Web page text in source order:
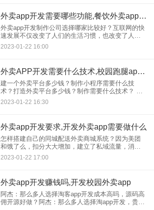
外卖app开发需要哪些功能,餐饮外卖app开发
外卖app开发制作公司选择哪家比较好？互联网的快
速发展不仅改变了人们的生活习惯，也改变了人们
的消费习惯。越来越多的人乘出租车。另一个现象
是，越来越多的平台关注移动端。外卖APP解决了
2023-01-22 16:00
外卖APP开发需要什么技术,校园跑腿app需要学什么开发
建一个外卖平台多少钱？制作小程序需要什么技
术？打造外卖平台多少钱？制作需要什么技术？ 现
在客人很忙，不想打扰。在坚持好品味的同时，谁
能满足客人的懒惰，谁就能得到用户。有了“跑路”的
2023-01-22 16:30
外卖app开发要求,开发外卖app需要做什么
怎样搭建自己的同城配送外卖商城系统？因为美团
和饿了么，扣分大大增加，建立了私域流量，消除
了对美团的依赖，从而打开了自己的外卖市场。根
据开发体系的不同方式，我们在构建自己的同城，
2023-01-22 17:00
外卖app开发赚钱吗,开发校园外卖app
阿杰：那么多人选择淘客app开发成本高吗，源码高
佣开源好做？阿杰：那么多人选择淘app开发，贵